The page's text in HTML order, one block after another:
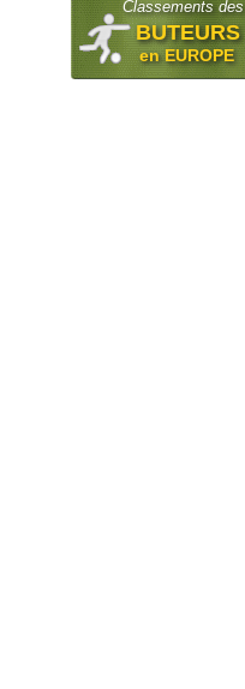
Classements des
BUTEURS
en EUROPE